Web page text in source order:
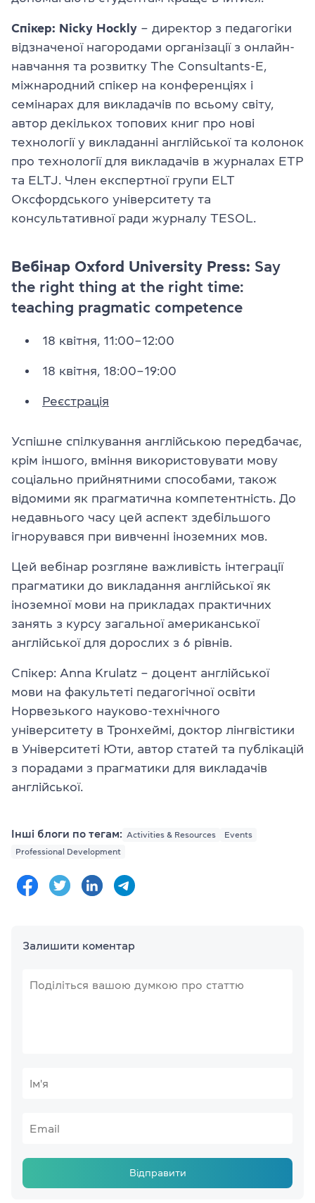
Спікер: Nicky Hockly – директор з педагогіки
відзначеної нагородами організації з онлайн-
навчання та розвитку The Consultants-E,
міжнародний спікер на конференціях і
семінарах для викладачів по всьому світу,
автор декількох топових книг про нові
технології у викладанні англійської та колонок
про технології для викладачів в журналах ETP
та ELTJ. Член експертної групи ELT
Оксфордського університету та
консультативної ради журналу TESOL.
Вебінар Oxford University Press: Say
the right thing at the right time:
teaching pragmatic competence
18 квітня, 11:00–12:00
18 квітня, 18:00–19:00
Реєстрація
Успішне спілкування англійською передбачає,
крім іншого, вміння використовувати мову
соціально прийнятними способами, також
відомими як прагматична компетентність. До
недавнього часу цей аспект здебільшого
ігнорувався при вивченні іноземних мов.
Цей вебінар розгляне важливість інтеграції
прагматики до викладання англійської як
іноземної мови на прикладах практичних
занять з курсу загальної американської
англійської для дорослих з 6 рівнів.
Спікер: Anna Krulatz – доцент англійської
мови на факультеті педагогічної освіти
Норвезького науково-технічного
університету в Тронхеймі, доктор лінгвістики
в Університеті Юти, автор статей та публікацій
з порадами з прагматики для викладачів
англійської.
Інші блоги по тегам: Activities & Resources
Events
Professional Development
Залишити коментар
Відправити